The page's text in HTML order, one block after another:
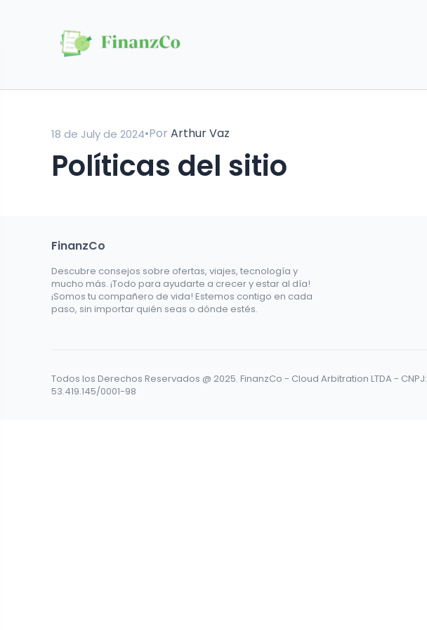
18 de July de 2024•Por Arthur Vaz
Políticas del sitio
FinanzCo
Descubre consejos sobre ofertas, viajes, tecnología y
mucho más. ¡Todo para ayudarte a crecer y estar al día!
¡Somos tu compañero de vida! Estemos contigo en cada
paso, sin importar quién seas o dónde estés.
Todos los Derechos Reservados @ 2025. FinanzCo - Cloud Arbitration LTDA - CNPJ:
53.419.145/0001-98